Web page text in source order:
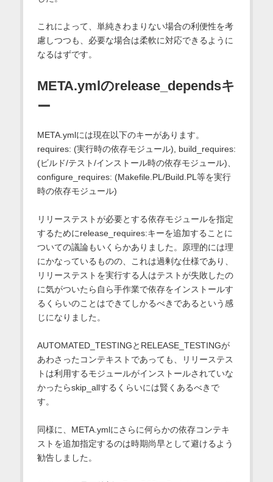
これによって、単純きわまりない場合の利便性を考
慮しつつも、必要な場合は柔軟に対応できるように
なるはずです。
META.ymlのrelease_dependsキ
ー
META.ymlには現在以下のキーがあります。
requires: (実行時の依存モジュール), build_requires:
(ビルド/テスト/インストール時の依存モジュール)、
configure_requires: (Makefile.PL/Build.PL等を実行
時の依存モジュール)
リリーステストが必要とする依存モジュールを指定
するためにrelease_requires:キーを追加することに
ついての議論もいくらかありました。原理的には理
にかなっているものの、これは過剰な仕様であり、
リリーステストを実行する人はテストが失敗したの
に気がついたら自ら手作業で依存をインストールす
るくらいのことはできてしかるべきであるという感
じになりました。
AUTOMATED_TESTINGとRELEASE_TESTINGが
あわさったコンテキストであっても、リリーステス
トは利用するモジュールがインストールされていな
かったらskip_allするくらいには賢くあるべきで
す。
同様に、META.ymlにさらに何らかの依存コンテキ
ストを追加指定するのは時期尚早として避けるよう
勧告しました。